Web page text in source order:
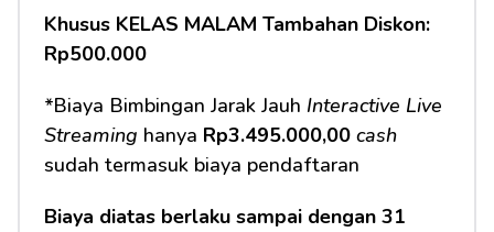
Khusus KELAS MALAM Tambahan Diskon:
Rp500.000
*Biaya Bimbingan Jarak Jauh Interactive Live
Streaming hanya Rp3.495.000,00 cash
sudah termasuk biaya pendaftaran
Biaya diatas berlaku sampai dengan 31